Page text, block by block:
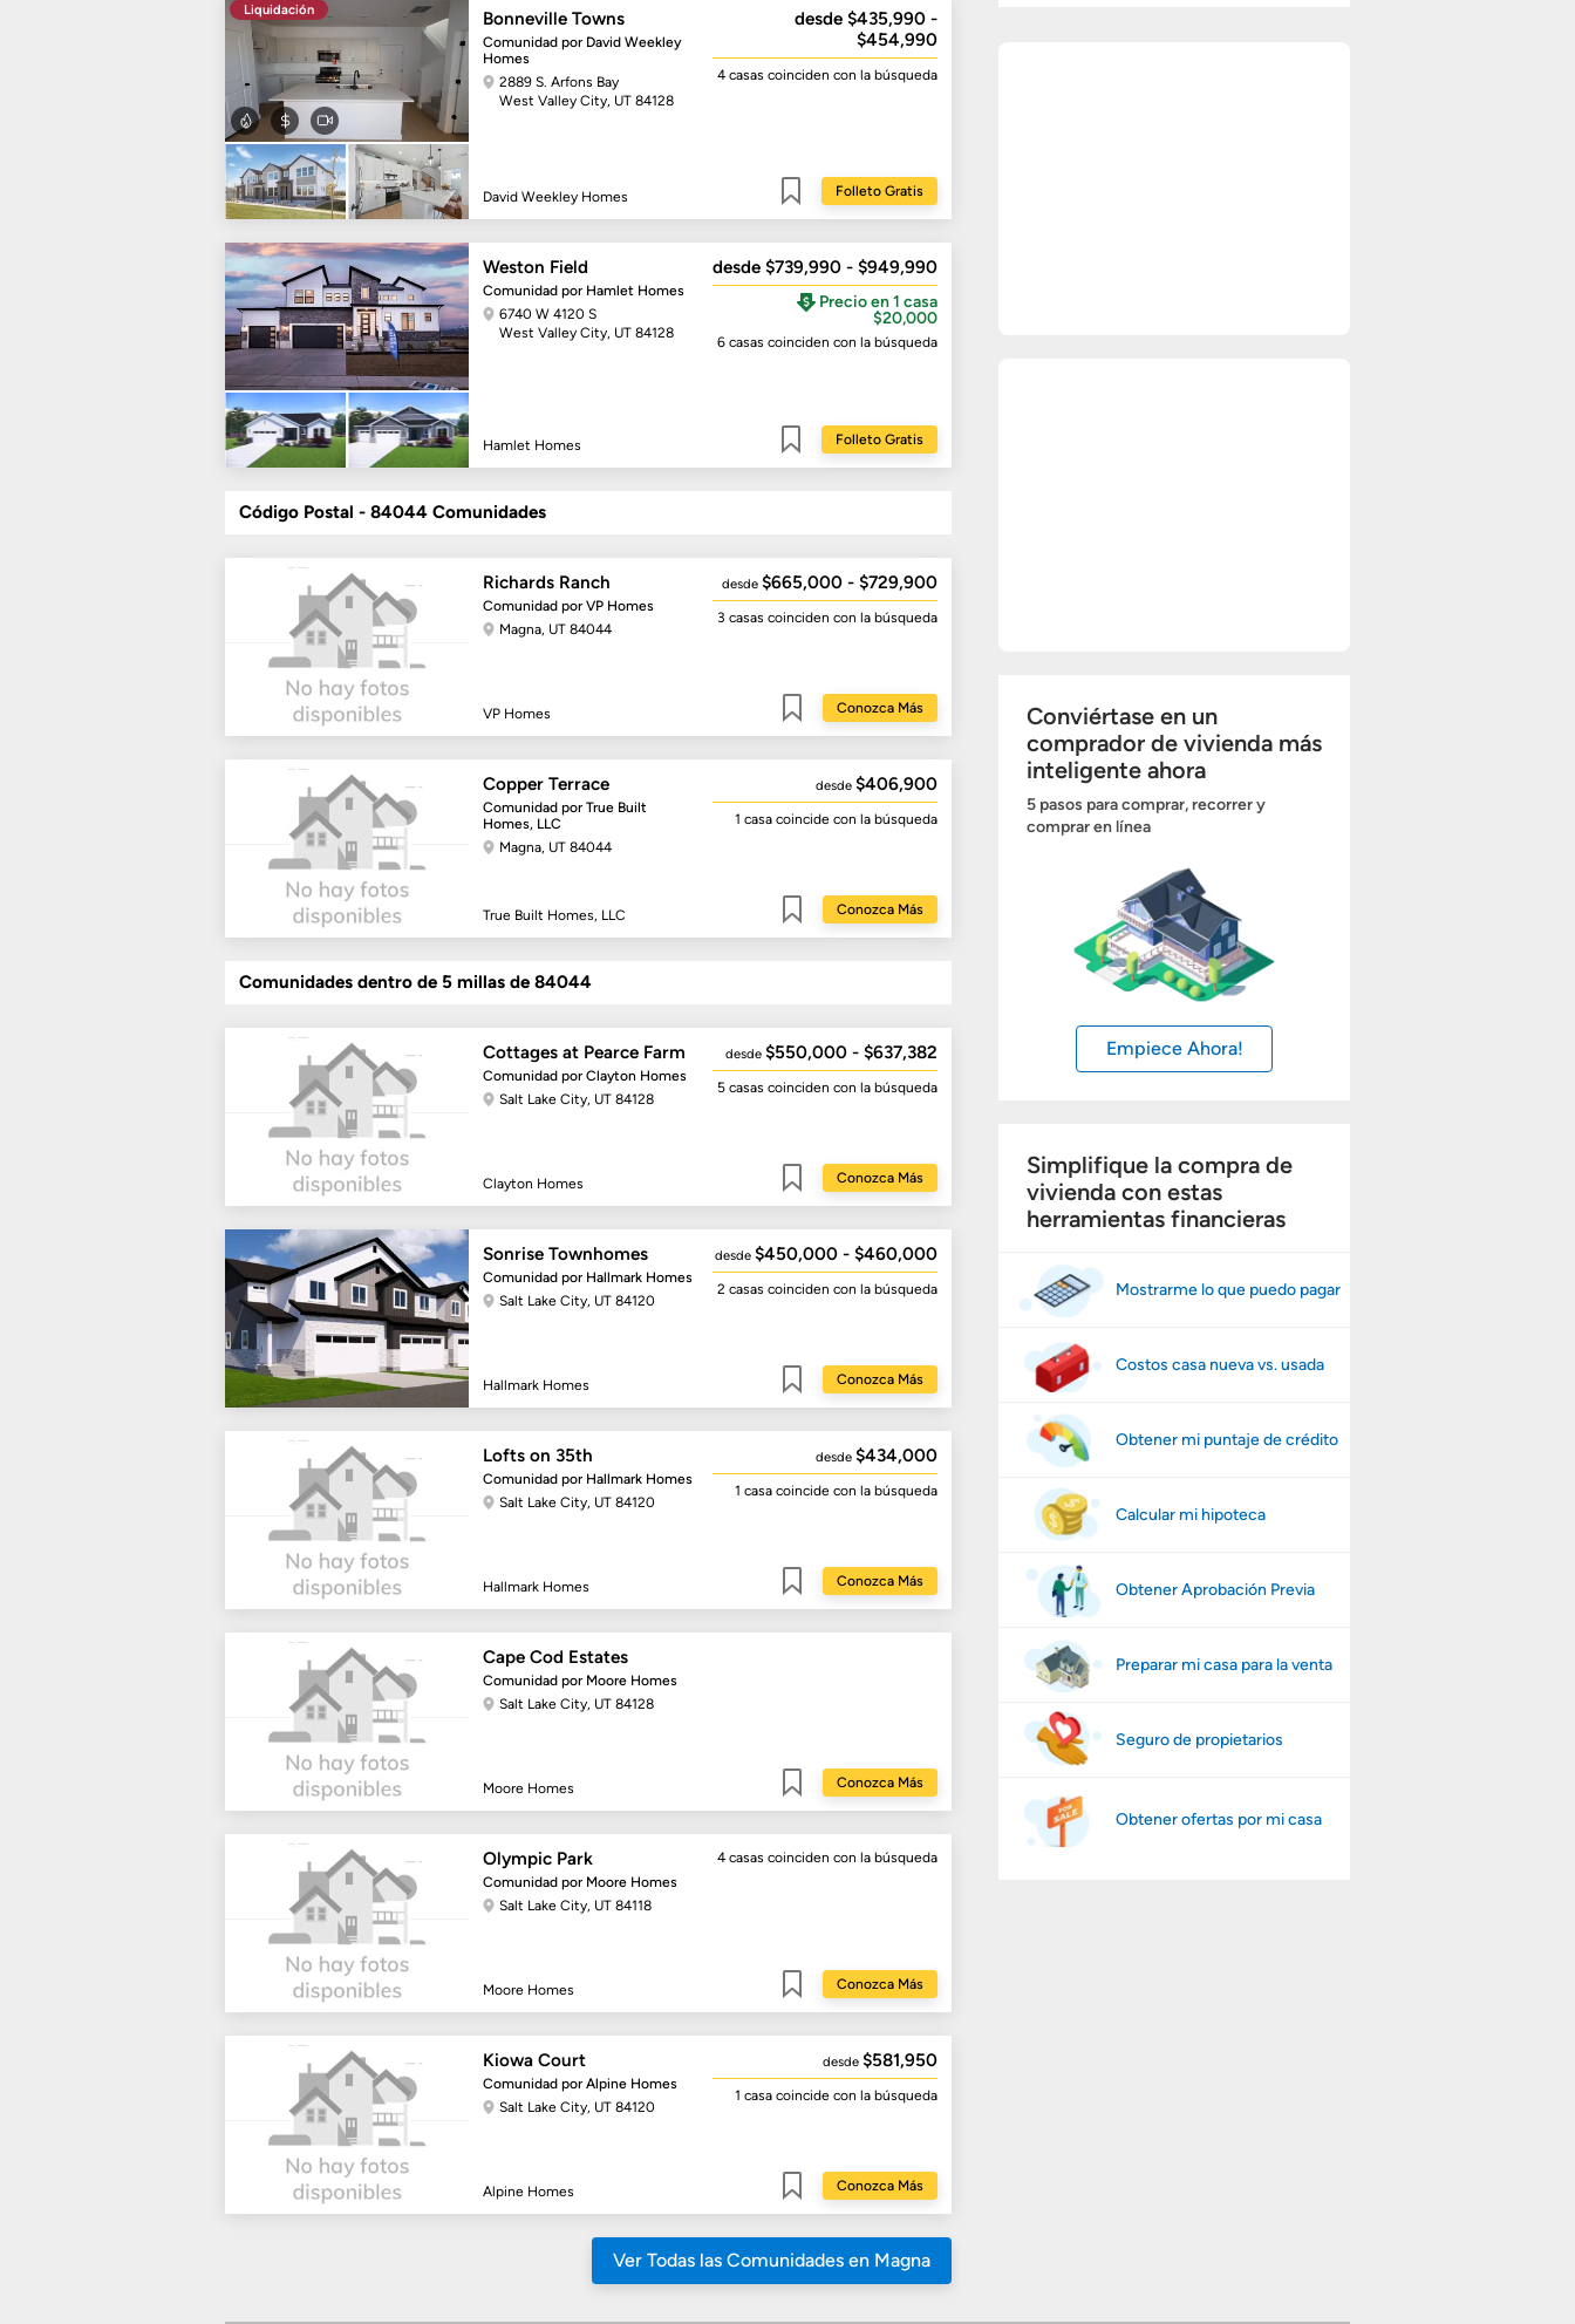
Liquidación Bonneville Towns
Comunidad por David Weekley
Homes
2889 S. Arfons Bay
West Valley City, UT 84128
David Weekley Homes
desde $435,990 -
$454,990
4 casascoinciden con la búsqueda
Folleto Gratis
Weston Field
Comunidad por Hamlet Homes
6740 W 4120 S
West Valley City, UT 84128
Hamlet Homes
desde $739,990 - $949,990
Precio en 1 casa
$20,000
6 casascoinciden con la búsqueda
Folleto Gratis
Código Postal - 84044 Comunidades
Richards Ranch
Comunidad por VP Homes
Magna, UT 84044
VP Homes
desde$665,000 - $729,900
3 casascoinciden con la búsqueda
Conozca Más
Copper Terrace
Comunidad por True Built
Homes, LLC
Magna, UT 84044
True Built Homes, LLC
desde$406,900
1 casacoincide con la búsqueda
Conozca Más
Comunidades dentro de 5 millas de 84044
Cottages at Pearce Farm
Comunidad por Clayton Homes
Salt Lake City, UT 84128
Clayton Homes
desde$550,000 - $637,382
5 casascoinciden con la búsqueda
Conozca Más
Sonrise Townhomes
Comunidad por Hallmark Homes
Salt Lake City, UT 84120
Hallmark Homes
desde$450,000 - $460,000
2 casascoinciden con la búsqueda
Conozca Más
Lofts on 35th
Comunidad por Hallmark Homes
Salt Lake City, UT 84120
Hallmark Homes
desde$434,000
1 casacoincide con la búsqueda
Conozca Más
Cape Cod Estates
Comunidad por Moore Homes
Salt Lake City, UT 84128
Moore Homes
Conozca Más
Olympic Park
Comunidad por Moore Homes
Salt Lake City, UT 84118
Moore Homes
4 casascoinciden con la búsqueda
Conozca Más
Kiowa Court
Comunidad por Alpine Homes
Salt Lake City, UT 84120
Alpine Homes
desde$581,950
1 casacoincide con la búsqueda
Conozca Más
Ver Todas las Comunidades en Magna
Conviértase en un
comprador de vivienda más
inteligente ahora
5 pasos para comprar, recorrer y
comprar en línea
Empiece Ahora!
Simplifique la compra de
vivienda con estas
herramientas financieras
Mostrarme lo que puedo pagar
Costos casa nueva vs. usada
Obtener mi puntaje de crédito
Calcular mi hipoteca
Obtener Aprobación Previa
Preparar mi casa para la venta
Seguro de propietarios
Obtener ofertas por mi casa